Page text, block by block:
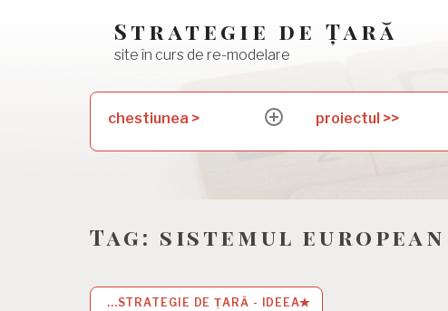
Strategie de Țară
site în curs de re-modelare
chestiunea >
expand
menu
proiectul >>
Tag: sistemul european
...STRATEGIE DE ȚARĂ - IDEEA
1 JAN 2021